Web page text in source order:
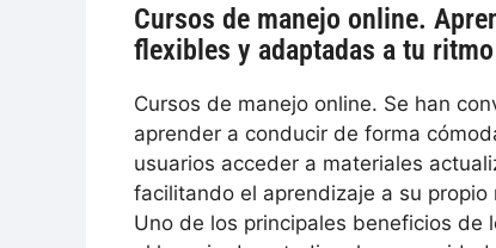
Cursos de manejo online.
flexibles y adaptadas a tu
Cursos de manejo online. Se han
aprender a conducir de forma
usuarios acceder a materiales
facilitando el aprendizaje a su propio
Uno de los principales beneficios